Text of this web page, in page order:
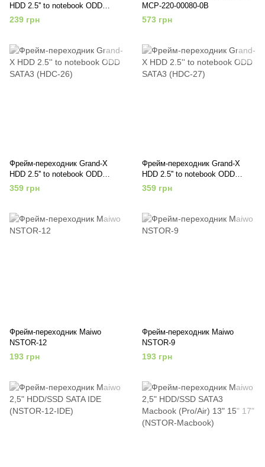
HDD 2.5'' to notebook ODD
SATA/mSATA (HDC-25N)
239 грн
MCP-220-00080-0B
573 грн
Фрейм-переходник Grand-X
HDD 2.5'' to notebook ODD
SATA3 (HDC-26)
359 грн
Фрейм-переходник Grand-X
HDD 2.5'' to notebook ODD
SATA3 (HDC-27)
359 грн
Фрейм-переходник Maiwo
NSTOR-12
193 грн
Фрейм-переходник Maiwo
NSTOR-9
193 грн